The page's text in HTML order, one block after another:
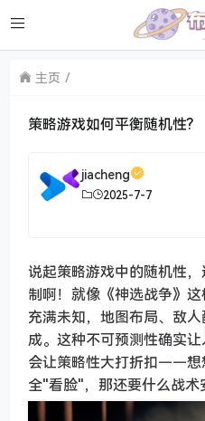
主页
策略游戏如何平衡随机性?
jiacheng
2025-7-7
说起策略游戏中的随机性
制啊！就像《神选战争》
充满未知，地图布局、敌
成。这种不可预测性确实
会让策略性大打折扣——想
全"看脸"，那还要什么战术